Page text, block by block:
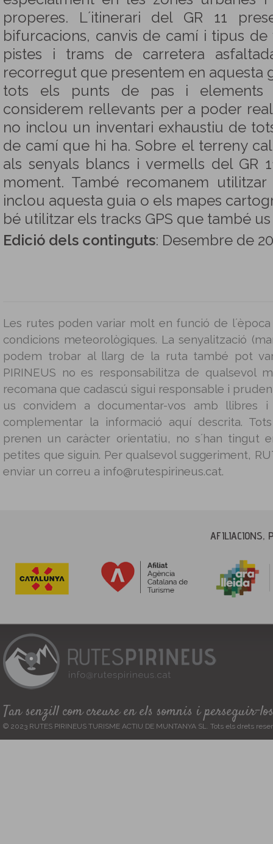
properes. L´itinerari del GR 11
bifurcacions, canvis de camí i tipus
pistes i trams de carretera
recorregut que presentem en aquesta
tots els punts de pas i elements
considerem rellevants per a poder
no inclou un inventari exhaustiu de
de camí que hi ha. Sobre el terreny
als senyals blancs i vermells del GR
moment. També recomanem
inclou aquesta guia o els mapes
bé utilitzar els tracks GPS que també
Edició dels continguts: Desembre de
Les rutes poden variar molt en funció de
condicions meteorològiques. La senyalització
podem trobar al llarg de la ruta també pot
PIRINEUS no es responsabilitza de qualsevol
recomana que cadascú sigui responsable i
us convidem a documentar-vos amb llibres i
complementar la informació aquí descrita.
prenen un caràcter orientatiu, no s´han tingut
petites que siguin. Per qualsevol suggeriment,
enviar un correu a info@rutespirineus.cat.
AFILIACIONS,
Tan senzill com creure en els somnis i perseguir-los
© 2023 RUTES PIRINEUS TURISME ACTIU DE MUNTANYA SL. Tots els drets